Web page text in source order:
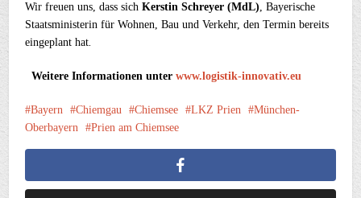
Wir freuen uns, dass sich Kerstin Schreyer (MdL), Bayerische
Staatsministerin für Wohnen, Bau und Verkehr, den Termin bereits
eingeplant hat.
Weitere Informationen unterwww.logistik-innovativ.eu
Bayern Chiemgau Chiemsee LKZ Prien
München-
Oberbayern
Prien am Chiemsee